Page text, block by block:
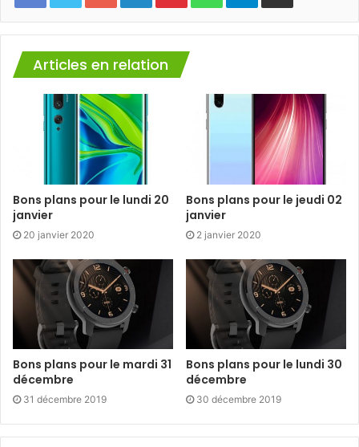
Articles en relation
Bons plans pour le lundi 20
janvier
20 janvier 2020
Bons plans pour le jeudi 02
janvier
2 janvier 2020
Bons plans pour le mardi 31
décembre
31 décembre 2019
Bons plans pour le lundi 30
décembre
30 décembre 2019